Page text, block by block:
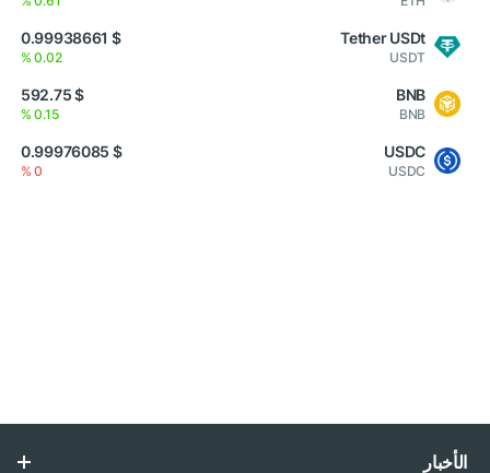
Tether USDt
USDT
$ 0.99938661
0.02 %
BNB
BNB
$ 592.75
0.15 %
USDC
USDC
$ 0.99976085
0 %
الأخبار